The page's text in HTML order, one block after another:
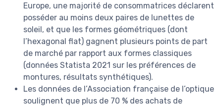
Europe, une majorité de consommatrices déclarent
posséder au moins deux paires de lunettes de
soleil, et que les formes géométriques (dont
l’hexagonal flat) gagnent plusieurs points de part
de marché par rapport aux formes classiques
(données Statista 2021 sur les préférences de
montures, résultats synthétiques).
Les données de l’Association française de l’optique
soulignent que plus de 70 % des achats de